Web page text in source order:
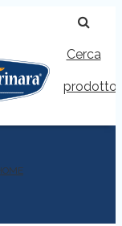
Cerca
prodotto